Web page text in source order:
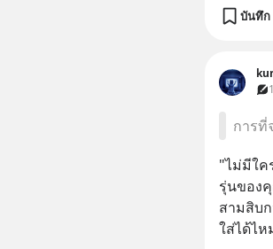
บันทึก
การที่
"ไม่มีใค
รุ่นของ
สามสิบ
ใส่ได้ไ